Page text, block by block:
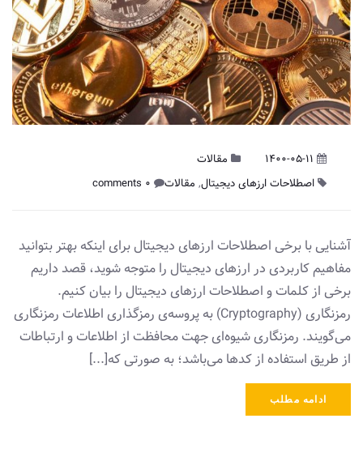
1400-05-11
مقالات
اصطلاحات ارزهای دیجیتال, مقالات 0 comments
آشنایی با برخی اصطلاحات ارزهای دیجیتال برای‌ اینکه بهتر بتوانید
مفاهیم کاربردی در ارزهای دیجیتال را متوجه شوید، قصد داریم
برخی از کلمات و اصطلاحات ارزهای دیجیتال را بیان کنیم.
رمزنگاری (Cryptography) به پروسه‌ی رمزگذاری اطلاعات رمزنگاری
می‌گویند. رمزنگاری شیوه‌ای جهت محافظت از اطلاعات و ارتباطات
از طریق استفاده از کدها می‌باشد؛ به صورتی که[...]
ادامه مطلب